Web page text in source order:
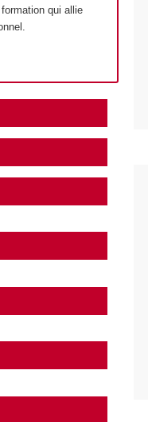
qui allie